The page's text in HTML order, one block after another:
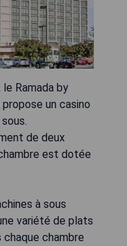
Ramada by
un casino
de deux
est dotée
à sous
variété de plats
chaque chambre